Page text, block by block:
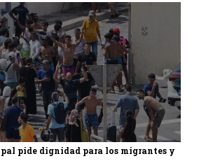
pide dignidad para los migrantes y